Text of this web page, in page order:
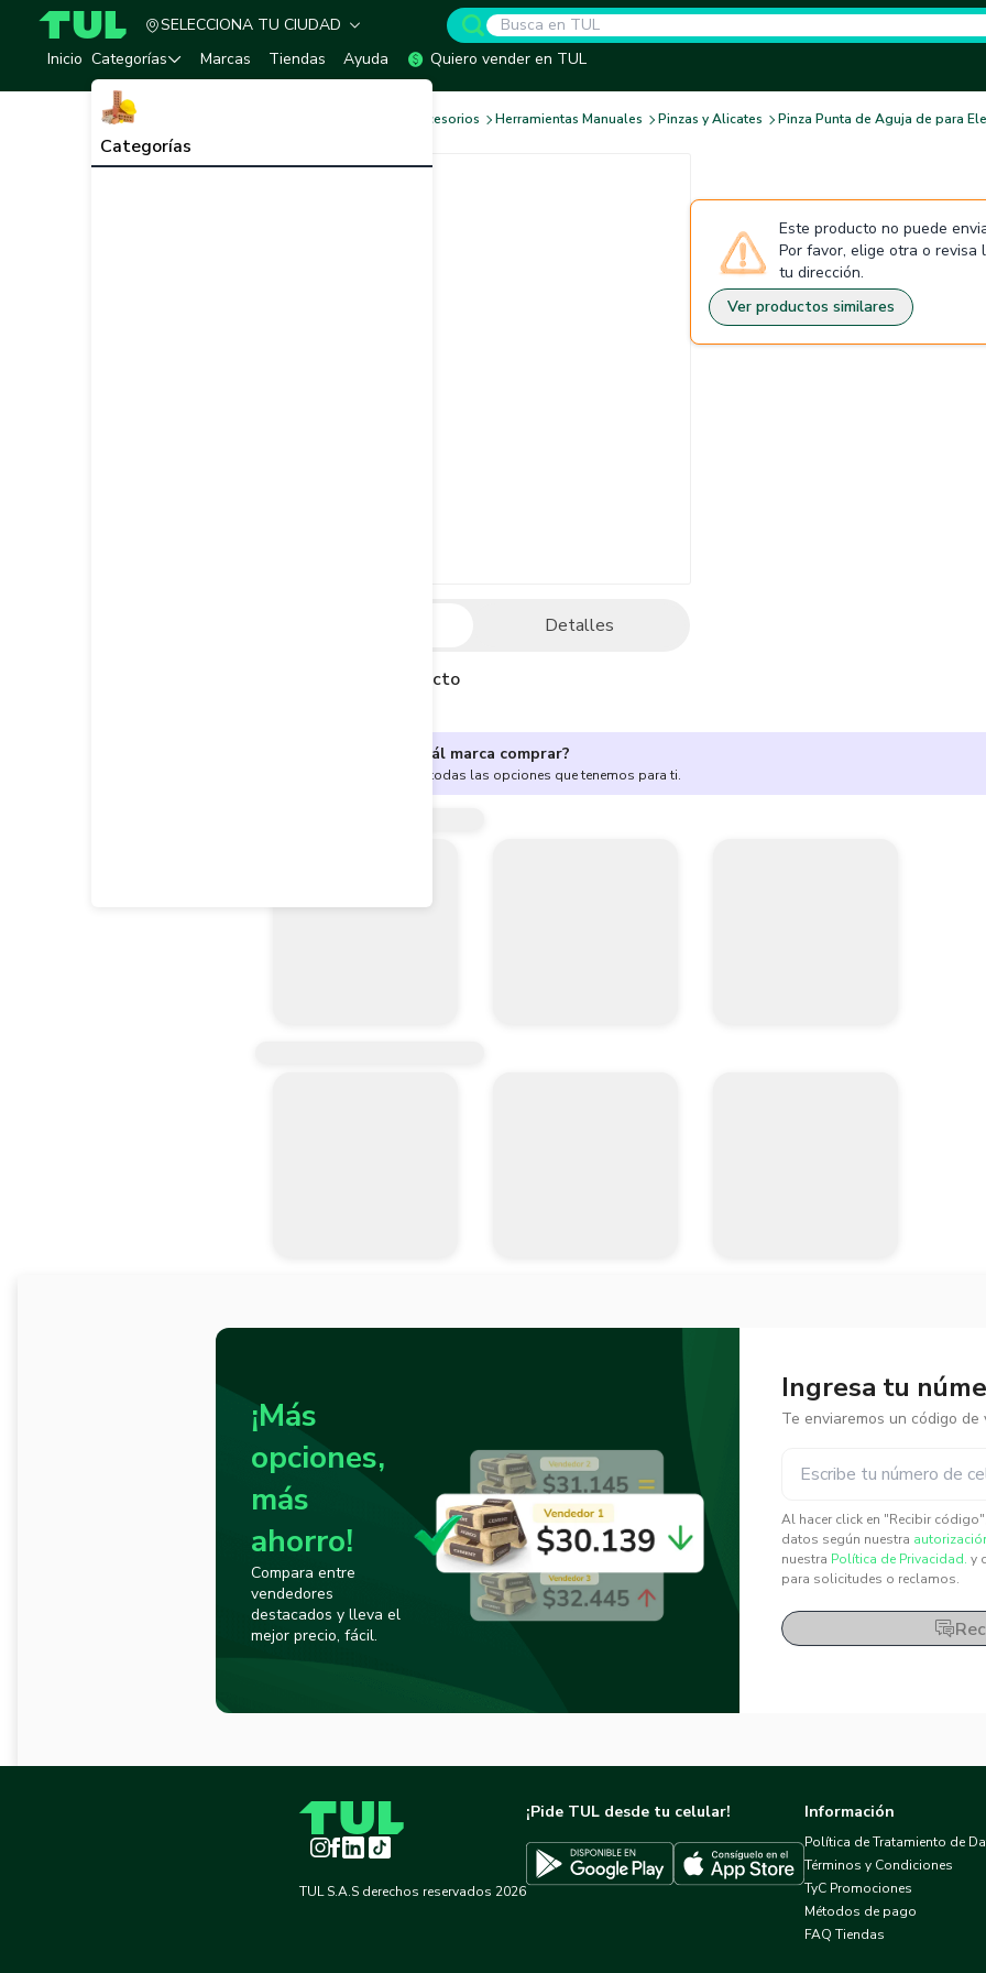
TUL - Tu Marketplace de Construcción
SELECCIONA TU CIUDAD
Inicio Categorías
Categorías
Marcas Tiendas Ayuda Quiero vender en TUL
Herramientas, Equipos y Accesorios Herramientas Manuales Pinzas y Alicates Pinza Punta de Aguja de para
Detalles
Descripción del producto
Este producto no puede
Por favor, elige otra o revisa
tu dirección.
Ver productos similares
¿No sabes cuál marca comprar?
Encuentra aquí todas las opciones que tenemos para ti.
¡Más
opciones,
más
ahorro!
Compara entre
vendedores
destacados y lleva el
mejor precio, fácil.
Ingresa tu
Te enviaremos un código de
Al hacer click en "Recibir
datos según nuestra
nuestra Política de Privacidad. y
para solicitudes o reclamos.
Instagram
Facebook
LinkedInTikTok
TUL S.A.S derechos reservados 2026
¡Pide TUL desde tu celular!
Descargar TUL en Google PlayDescargar TUL en App Store
Información
Política de Tratamiento de
Términos y Condiciones
TyC Promociones
Métodos de pago
FAQ Tiendas